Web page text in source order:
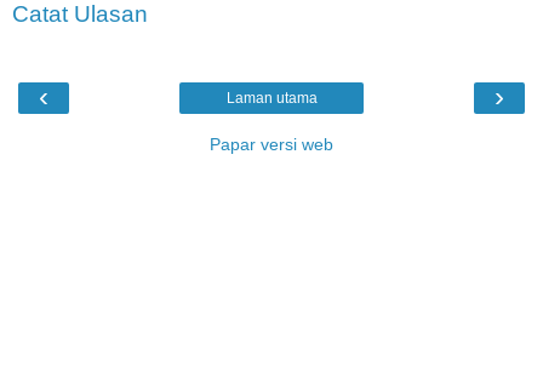
Catat Ulasan
‹ ›
Laman utama
Papar versi web